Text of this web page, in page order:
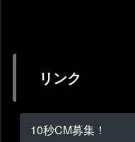
リンク
10秒CM募集！